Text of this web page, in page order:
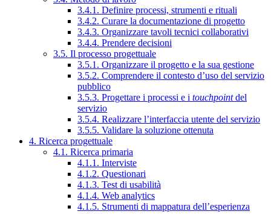
3.4.1. Definire processi, strumenti e rituali
3.4.2. Curare la documentazione di progetto
3.4.3. Organizzare tavoli tecnici collaborativi
3.4.4. Prendere decisioni
3.5. Il processo progettuale
3.5.1. Organizzare il progetto e la sua gestione
3.5.2. Comprendere il contesto d’uso del servizio
pubblico
3.5.3. Progettare i processi e i touchpointdel
servizio
3.5.4. Realizzare l’interfaccia utente del servizio
3.5.5. Validare la soluzione ottenuta
4. Ricerca progettuale
4.1. Ricerca primaria
4.1.1. Interviste
4.1.2. Questionari
4.1.3. Test di usabilità
4.1.4. Web analytics
4.1.5. Strumenti di mappatura dell’esperienza